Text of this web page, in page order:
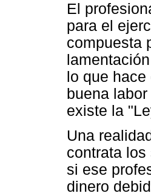
El
para el
compuesta
lo que
buena
existe la
Una
contrata
si ese
dinero